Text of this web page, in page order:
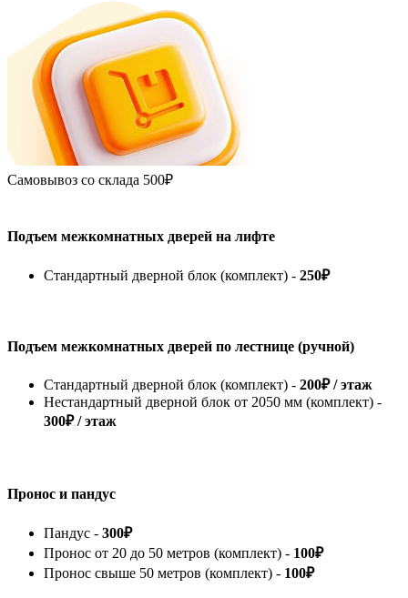
Самовывоз со склада 500₽
Подъем межкомнатных дверей на лифте
Стандартный дверной блок (комплект) - 250₽
Подъем межкомнатных дверей по лестнице (ручной)
Стандартный дверной блок (комплект) - 200₽ / этаж
Нестандартный дверной блок от 2050 мм (комплект) -
300₽ / этаж
Пронос и пандус
Пандус - 300₽
Пронос от 20 до 50 метров (комплект) - 100₽
Пронос свыше 50 метров (комплект) - 100₽